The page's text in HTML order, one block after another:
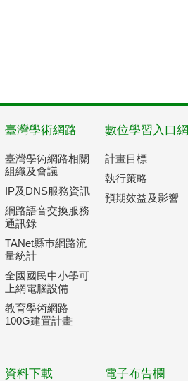
臺灣學術網路
臺灣學術網路相關
組織及會議
IP及DNS服務資訊
網路語音交換服務
通訊錄
TANet縣巿網路流
量統計
全國國民中小學可
上網電腦設備
教育學術網路
100G建置計畫
數位學習入口網
計畫目標
執行策略
預期效益及影響
資料下載 電子布告欄